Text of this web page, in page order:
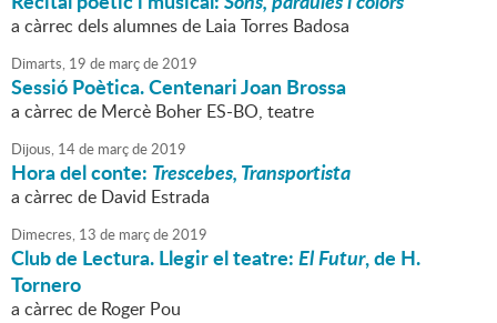
a càrrec dels alumnes de Laia Torres Badosa
Dimarts, 19 de marçde2019
Sessió Poètica. Centenari Joan Brossa
a càrrec de Mercè Boher ES-BO, teatre
Dijous, 14de marçde2019
Hora del conte: Trescebes, Transportista
a càrrec de David Estrada
Dimecres, 13 de marçde2019
Club de Lectura. Llegir el teatre:El Futur, de H.
Tornero
a càrrec de Roger Pou